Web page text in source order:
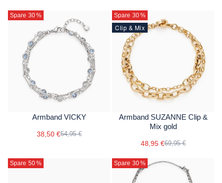
Spare 30%
Armband VICKY
38,50 €54,95 €
Spare 30%
Clip & Mix
Armband SUZANNE Clip &
Mix gold
48,95 €69,95 €
Spare 50% Spare 30%